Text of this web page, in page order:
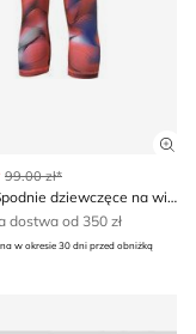
produktu
99.00 zł*
Puma - Spodnie dziewczęce na wiosnę
dostwa od 350 zł
w okresie 30 dni przed obniżką
dziewczęce na